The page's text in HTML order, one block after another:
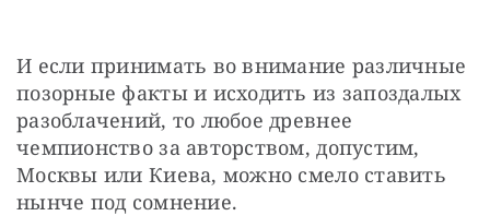
И если принимать во внимание различные
позорные факты и исходить из запоздалых
разоблачений, то любое древнее
чемпионство за авторством, допустим,
Москвы или Киева, можно смело ставить
нынче под сомнение.